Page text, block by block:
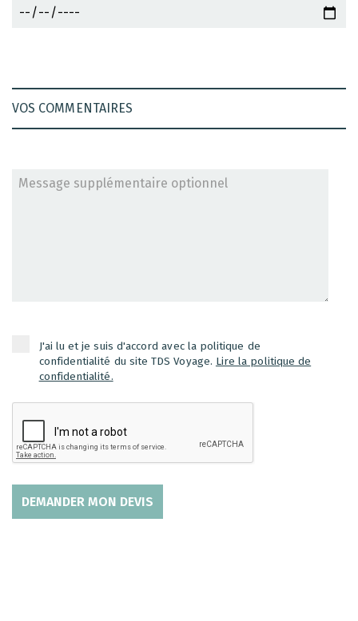
VOS COMMENTAIRES
J'ai lu et je suis d'accord avec la politique de
confidentialité du site TDS Voyage. Lire la politique de
confidentialité.